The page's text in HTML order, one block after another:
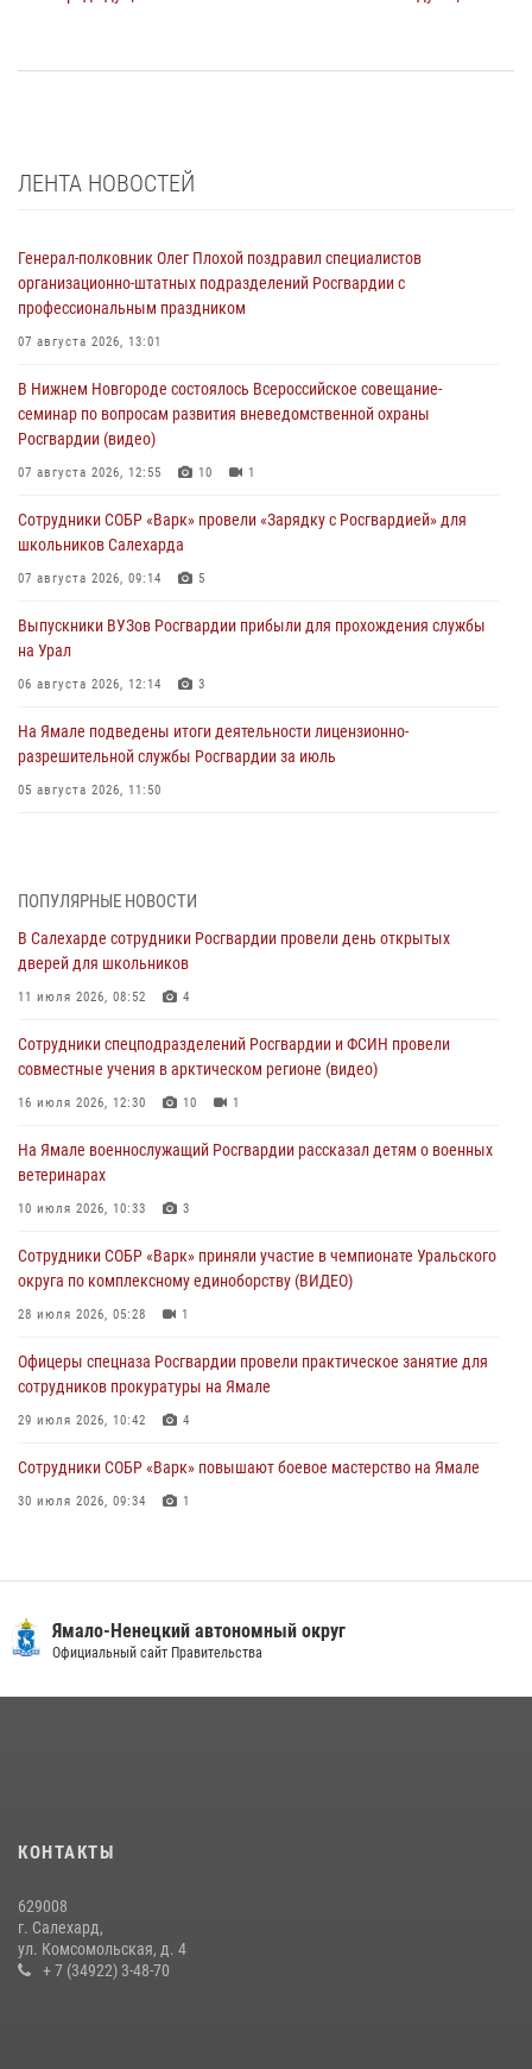
ЛЕНТА НОВОСТЕЙ
Генерал-полковник Олег Плохой поздравил специалистов
организационно-штатных подразделений Росгвардии с
профессиональным праздником
07 августа 2026, 13:01
В Нижнем Новгороде состоялось Всероссийское совещание-
семинар по вопросам развития вневедомственной охраны
Росгвардии (видео)
07 августа 2026, 12:55 10 1
Сотрудники СОБР «Варк» провели «Зарядку с Росгвардией» для
школьников Салехарда
07 августа 2026, 09:14 5
Выпускники ВУЗов Росгвардии прибыли для прохождения службы
на Урал
06 августа 2026, 12:14 3
На Ямале подведены итоги деятельности лицензионно-
разрешительной службы Росгвардии за июль
05 августа 2026, 11:50
03 августа 2026, 07:21 2
Генерал-полковник Юрий Аверин выступил на Всероссийском
молодёжном образовательном форуме «Территория смыслов»
03 августа 2026, 06:54
Директор Росгвардии Герой России генерал армии Виктор Золотов
поздравил специалистов подразделений тыла с профессиональным
праздником
Сотрудники СОБР «Варк» повышают боевое мастерство на Ямале
30 июля 2026, 09:34 1
Офицеры спецназа Росгвардии провели практическое занятие для
сотрудников прокуратуры на Ямале
29 июля 2026, 10:42 4
ПОПУЛЯРНЫЕ НОВОСТИ
В Салехарде сотрудники Росгвардии провели день открытых
дверей для школьников
11 июля 2026, 08:52 4
Сотрудники спецподразделений Росгвардии и ФСИН провели
совместные учения в арктическом регионе (видео)
16 июля 2026, 12:30 10 1
На Ямале военнослужащий Росгвардии рассказал детям о военных
ветеринарах
10 июля 2026, 10:33 3
Сотрудники СОБР «Варк» приняли участие в чемпионате Уральского
округа по комплексному единоборству (ВИДЕО)
28 июля 2026, 05:28 1
Офицеры спецназа Росгвардии провели практическое занятие для
сотрудников прокуратуры на Ямале
29 июля 2026, 10:42 4
Сотрудники СОБР «Варк» повышают боевое мастерство на Ямале
30 июля 2026, 09:34 1
18 июля 2026, 09:36 3
«Росгвардия. Вехи истории»: войска правопорядка на охране
стратегических объектов поверженной Германии (видео)
«Росгвардия. Вехи истории»: борьба войск правопорядка против
20 июля 2026, 09:03
Ямало-Ненецкий автономный округ
Официальный сайт Правительства
КОНТАКТЫ
629008
г. Салехард,
ул. Комсомольская, д. 4
+ 7 (34922) 3-48-70